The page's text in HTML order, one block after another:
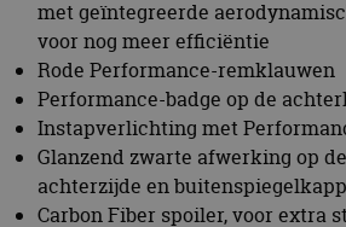
met geïntegreerde
voor nog meer efficiëntie
Rode Performance-remklauwen
Performance-badge op de
Instapverlichting met
Glanzend zwarte afwerking op
achterzijde en
Carbon Fiber spoiler, voor extra